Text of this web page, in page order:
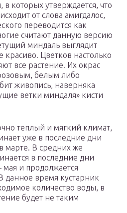
которых утверждается, что
от слова амигдалос,
переводится как
считают данную версию
миндаль выглядит
Цветков настолько
все растение. Их окрас
белым либо
живопись, наверняка
ветки миндаля» кисти
теплый и мягкий климат,
уже в последние дни
марте. В средних же
в последние дни
и продолжается
данное время кустарник
количество воды, в
будет не таким